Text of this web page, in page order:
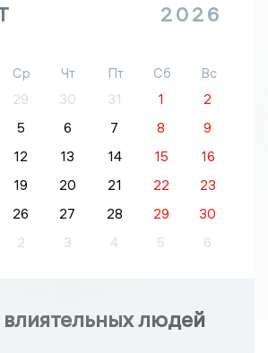
2026
Ср Чт Пт Сб
Вс
29 30 31 1
2
5 6 7 8
9
12 13 14 15
16
19 20 21 22
23
26 27 28 29
30
2 3 4 5 6
людей